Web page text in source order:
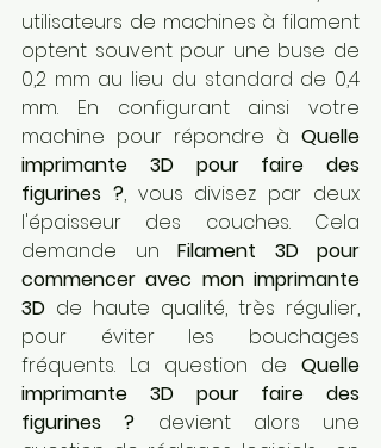
utilisateurs de machines à filament
optent souvent pour une buse de
0,2 mm au lieu du standard de 0,4
mm. En configurant ainsi votre
machine pour répondre à Quelle
imprimante 3D pour faire des
figurines ?, vous divisez par deux
l'épaisseur des couches. Cela
demande un Filament 3D pour
commencer avec mon imprimante
3D de haute qualité, très régulier,
pour éviter les bouchages
fréquents. La question de Quelle
imprimante 3D pour faire des
figurines ? devient alors une